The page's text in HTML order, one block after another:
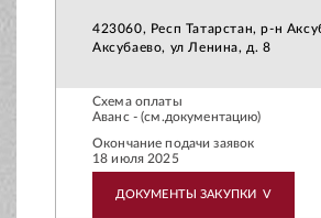
423060, Респ Татарстан, р-н
Аксубаево, ул Ленина, д. 8
Схема оплаты
Аванс - (см.документацию)
Окончание подачи заявок
18 июля 2025
ДОКУМЕНТЫ ЗАКУПКИ V